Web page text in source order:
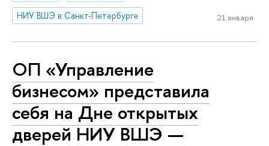
НИУ ВШЭ в Санкт-Петербурге
21 января
ОП «Управление
бизнесом» представила
себя на Дне открытых
дверей НИУ ВШЭ —